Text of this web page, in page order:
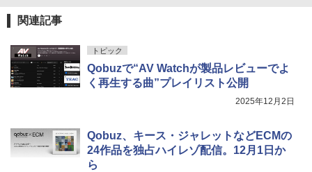
関連記事
トピック
Qobuzで“AV Watchが製品レビューでよ
く再生する曲”プレイリスト公開
2025年12月2日
Qobuz、キース・ジャレットなどECMの
24作品を独占ハイレゾ配信。12月1日か
ら